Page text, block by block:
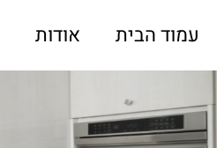
עמוד הבית אודות